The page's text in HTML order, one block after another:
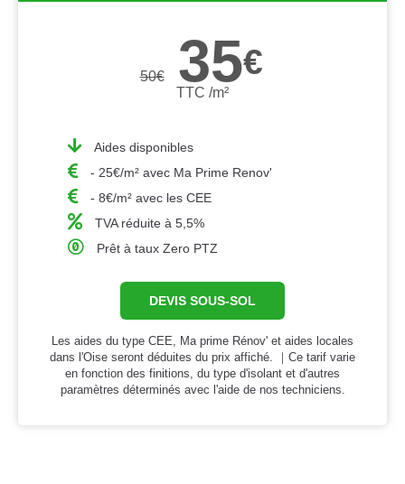
50€ 35€
TTC /m²
Aides disponibles
- 25€/m² avec Ma Prime Renov'
- 8€/m² avec les CEE
TVA réduite à 5,5%
Prêt à taux Zero PTZ
DEVIS SOUS-SOL
Les aides du type CEE, Ma prime Rénov' et aides locales
dans l'Oise seront déduites du prix affiché. ｜Ce tarif varie
en fonction des finitions, du type d'isolant et d'autres
paramètres déterminés avec l'aide de nos techniciens.